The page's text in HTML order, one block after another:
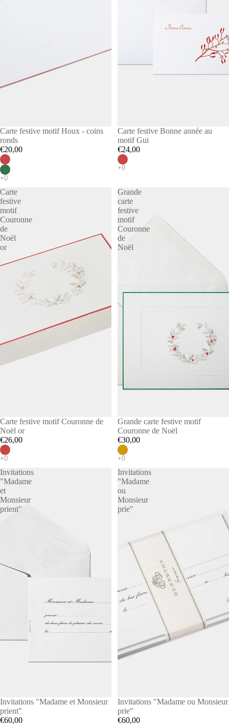
Carte festive motif Houx - coins
ronds
€20,00
Carte festive Bonne année au
motif Gui
€24,00
Carte
festive
motif
Couronne
de
Noël
or
Carte festive motif Couronne de
Noël or
€26,00
Grande
carte
festive
motif
Couronne
de
Noël
Grande carte festive motif
Couronne de Noël
€30,00
Invitations
"Madame
et
Monsieur
prient"
Invitations "Madame et Monsieur
prient"
€60,00
Invitations
"Madame
ou
Monsieur
prie"
Invitations "Madame ou Monsieur
prie"
€60,00